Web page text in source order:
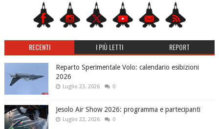
RECENTI I PIÙ LETTI REPORT
Reparto Sperimentale Volo: calendario esibizioni
2026
Luglio 23, 2026 0
Jesolo Air Show 2026: programma e partecipanti
Luglio 22, 2026 0